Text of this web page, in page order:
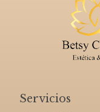
Servicios